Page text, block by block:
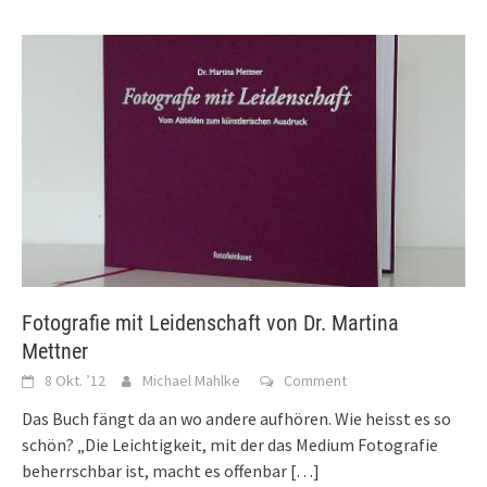
Fotografie mit Leidenschaft von Dr. Martina
Mettner
8 Okt. ’12 Michael Mahlke Comment
Das Buch fängt da an wo andere aufhören. Wie heisst es so
schön? „Die Leichtigkeit, mit der das Medium Fotografie
beherrschbar ist, macht es offenbar […]